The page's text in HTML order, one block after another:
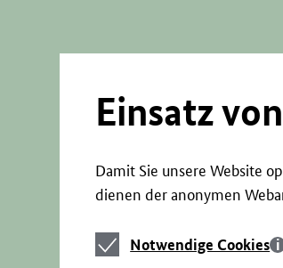
Einsatz
Damit Sie unsere Website
dienen der anonymen
Notwendige
Cookies
Notwendige Cookies